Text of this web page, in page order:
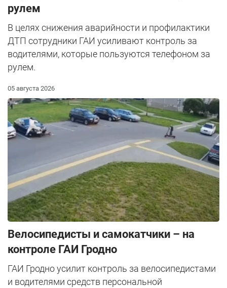
рулем
В целях снижения аварийности и профилактики
ДТП сотрудники ГАИ усиливают контроль за
водителями, которые пользуются телефоном за
рулем.
05 августа 2026
Велосипедисты и самокатчики – на
контроле ГАИ Гродно
ГАИ Гродно усилит контроль за велосипедистами
и водителями средств персональной